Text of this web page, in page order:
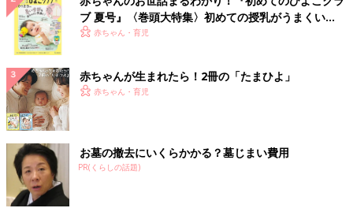
ブ 夏号』〈巻頭大特集〉初めての授乳がうまくい
く！ おっぱい・ミルクの基本と夏のトラブル 解決テ
赤ちゃん・育児
赤ちゃんが生まれたら！2冊の「たまひよ」
赤ちゃん・育児
お墓の撤去にいくらかかる？墓じまい費用
PR(くらしの話題)